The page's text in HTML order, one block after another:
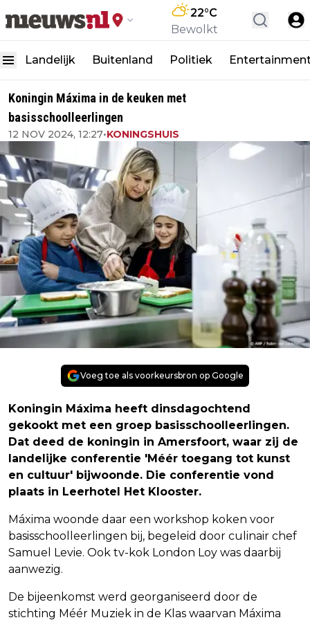
22°C
Bewolkt
Landelijk Buitenland Politiek
Koningin Máxima in de keuken met
basisschoolleerlingen
12 NOV 2024, 12:27•KONINGSHUIS
Voeg toe als voorkeursbron op Google
Koningin Máxima heeft dinsdagochtend
gekookt met een groep basisschoolleerlingen.
Dat deed de koningin in Amersfoort, waar zij de
landelijke conferentie 'Méér toegang tot kunst
en cultuur' bijwoonde. Die conferentie vond
plaats in Leerhotel Het Klooster.
Máxima woonde daar een workshop koken voor
basisschoolleerlingen bij, begeleid door culinair chef
Samuel Levie. Ook tv-kok London Loy was daarbij
aanwezig.
De bijeenkomst werd georganiseerd door de
stichting Méér Muziek in de Klas waarvan Máxima